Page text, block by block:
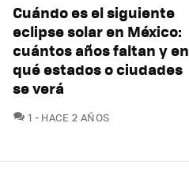
Cuándo es el siguiente
eclipse solar en México:
cuántos años faltan y en
qué estados o ciudades
se verá
1 COMENTARIOS
HACE 2 AÑOS